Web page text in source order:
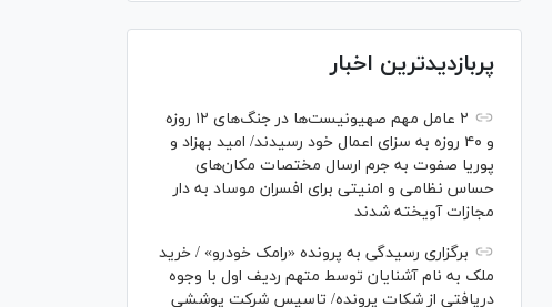
پربازدیدترین اخبار
۲ عامل مهم صهیونیست‌ها در جنگ‌های ۱۲ روزه
و ۴۰ روزه به سزای اعمال خود رسیدند/ امید بهزاد و
پوریا صفوت به جرم ارسال مختصات مکان‌های
حساس نظامی و امنیتی برای افسران موساد به دار
مجازات آویخته شدند
برگزاری رسیدگی به پرونده «رامک خودرو» / خرید
ملک به نام آشنایان توسط متهم ردیف اول با وجوه
دریافتی از شکات پرونده/ تاسیس شرکت پوششی